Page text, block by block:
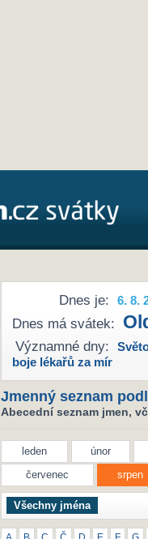
Dnes je: 6. 8.
Dnes má svátek:
Významné dny:
boje lékařů za mír
Jmenný seznam
Abecední seznam jmen,
leden únor
červenec
srpen
Všechny jména